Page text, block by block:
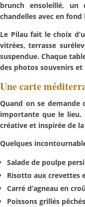
brunch ensoleillé, un
chandelles avec en
Le Pilau fait le choix
vitrées, terrasse
suspendue. Chaque
des photos souvenirs
Une carte
Quand on se demande
importante que le lieu.
créative et inspirée de
Quelques
Salade de poulpe
Risotto aux crevettes
Carré d’agneau en
Poissons grillés